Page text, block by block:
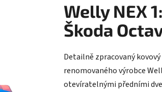
Welly NEX
Škoda
Detailně zpracovaný
renomovaného výrobce
otevíratelnými předními